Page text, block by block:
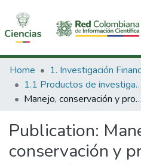
Communities & Collections
All of DSpace
Home
1.1 Productos de investigación
Manejo, conservación y propagación de germoplasma de especies promisorias.
Publication:
conservación y